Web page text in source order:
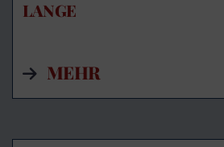
LANGE
MEHR